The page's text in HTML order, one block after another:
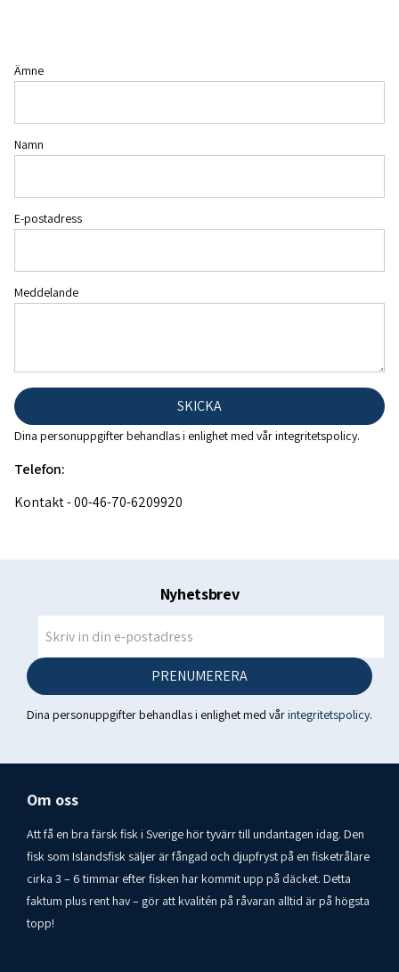
Ämne
Namn
E-postadress
Meddelande
SKICKA
Dina personuppgifter behandlas i enlighet med vårintegritetspolicy.
Telefon:
Kontakt - 00-46-70-6209920
Nyhetsbrev
PRENUMERERA
Dina personuppgifter behandlas i enlighet med vårintegritetspolicy.
Om oss
Att få en bra färsk fisk i Sverige hör tyvärr till undantagen idag. Den
fisk som Islandsfisk säljer är fångad och djupfryst på en fisketrålare
cirka 3 – 6 timmar efter fisken har kommit upp på däcket. Detta
faktum plus rent hav – gör att kvalitén på råvaran alltid är på högsta
topp!